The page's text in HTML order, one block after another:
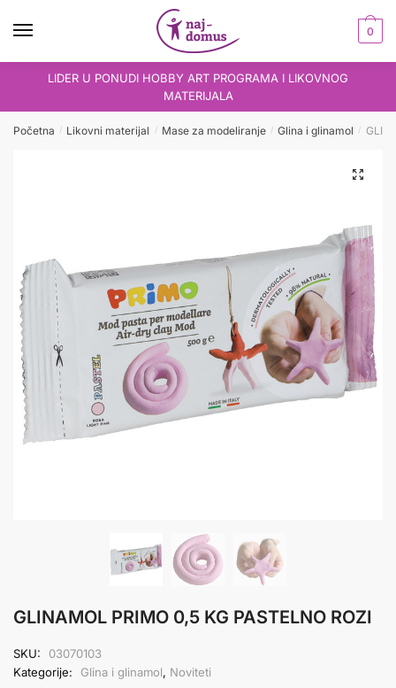
0
LIDER U PONUDI HOBBY ART PROGRAMA I LIKOVNOG
MATERIJALA
Početna / Likovni materijal / Mase za modeliranje / Glina i glinamol /
GLINAMOL PRIMO 0,5 KG PASTELNO ROZI
SKU:
03070103
Kategorije:
Glina i glinamol, Noviteti